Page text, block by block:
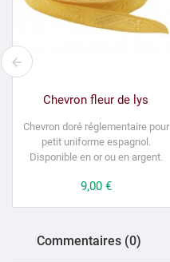
Chevron fleur de lys
Chevron doré réglementaire pour
petit uniforme espagnol.
Disponible en or ou en argent.
Prix
9,00 €
Commentaires (0)